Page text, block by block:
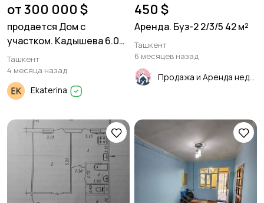
от 300 000 $
продается Дом с
участком. Кадышева 6.09
соток. 7 комнат 200м²
Ташкент
4 месяца назад
Ekaterina
450 $
Аренда. Буз-2 2/3/5 42 м²
Ташкент
6 месяцев назад